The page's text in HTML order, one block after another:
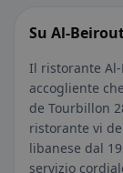
Su Al-
Il ristorante
accogliente
de Tourbillon
ristorante vi
libanese dal
servizio